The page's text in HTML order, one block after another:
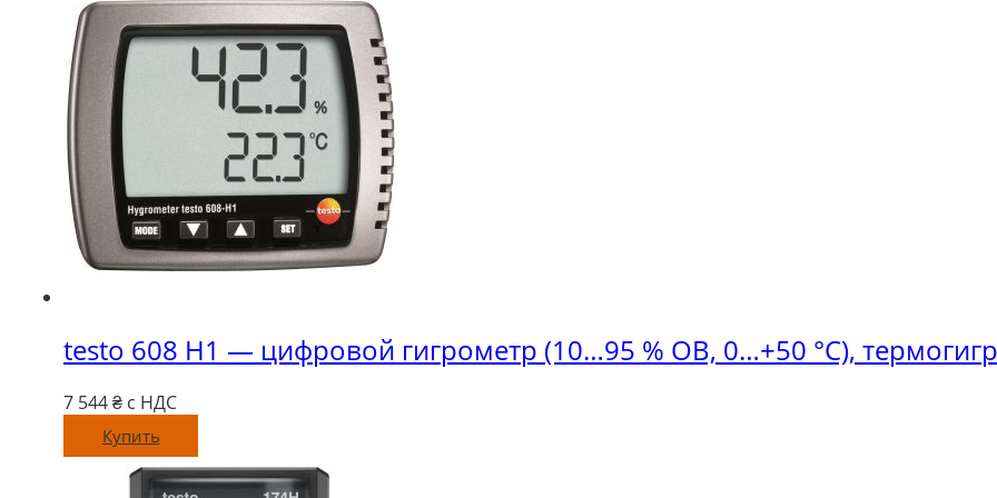
testo 608 Н1 — цифровой гигрометр (10…95 % ОВ, 0…+50 °C),
7 544₴ с НДС
Купить